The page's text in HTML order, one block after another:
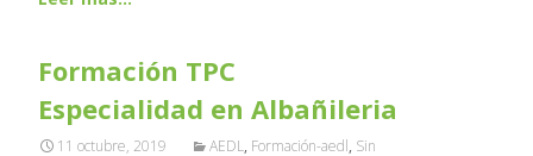
Formación TPC
Especialidad en Albañileria
11 octubre, 2019 AEDL, Formación-aedl, Sin